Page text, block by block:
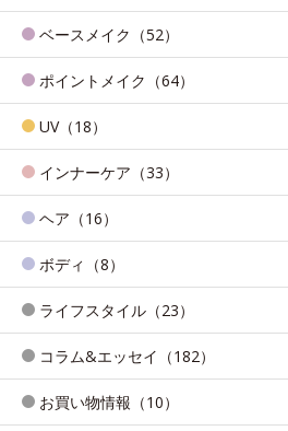
ベースメイク（52）
ポイントメイク（64）
UV（18）
インナーケア（33）
ヘア（16）
ボディ（8）
ライフスタイル（23）
コラム&エッセイ（182）
お買い物情報（10）